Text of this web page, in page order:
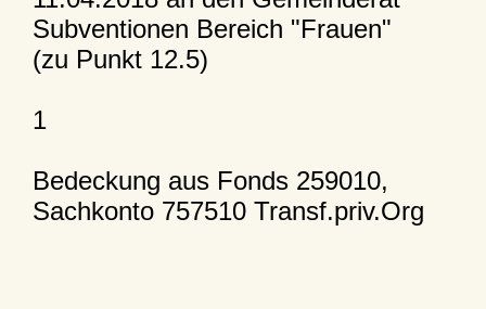
Subventionen Bereich "Frauen"
(zu Punkt 12.5)
1
Bedeckung aus Fonds 259010,
Sachkonto 757510 Transf.priv.Org